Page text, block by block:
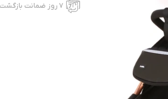
۷ روز ضمانت بازگشت کالا